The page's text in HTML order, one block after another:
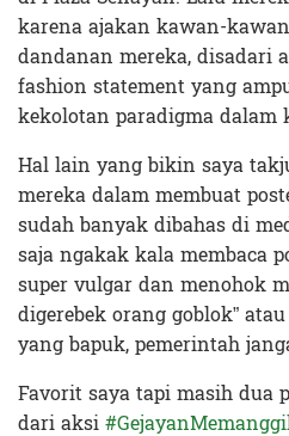
karena ajakan kawan-
dandanan mereka, disadari
fashion statement yang
kekolotan paradigma dalam
Hal lain yang bikin saya
mereka dalam membuat
sudah banyak dibahas di
saja ngakak kala membaca
super vulgar dan menohok
digerebek orang goblok”
yang bapuk, pemerintah
Favorit saya tapi masih dua
dari aksi#